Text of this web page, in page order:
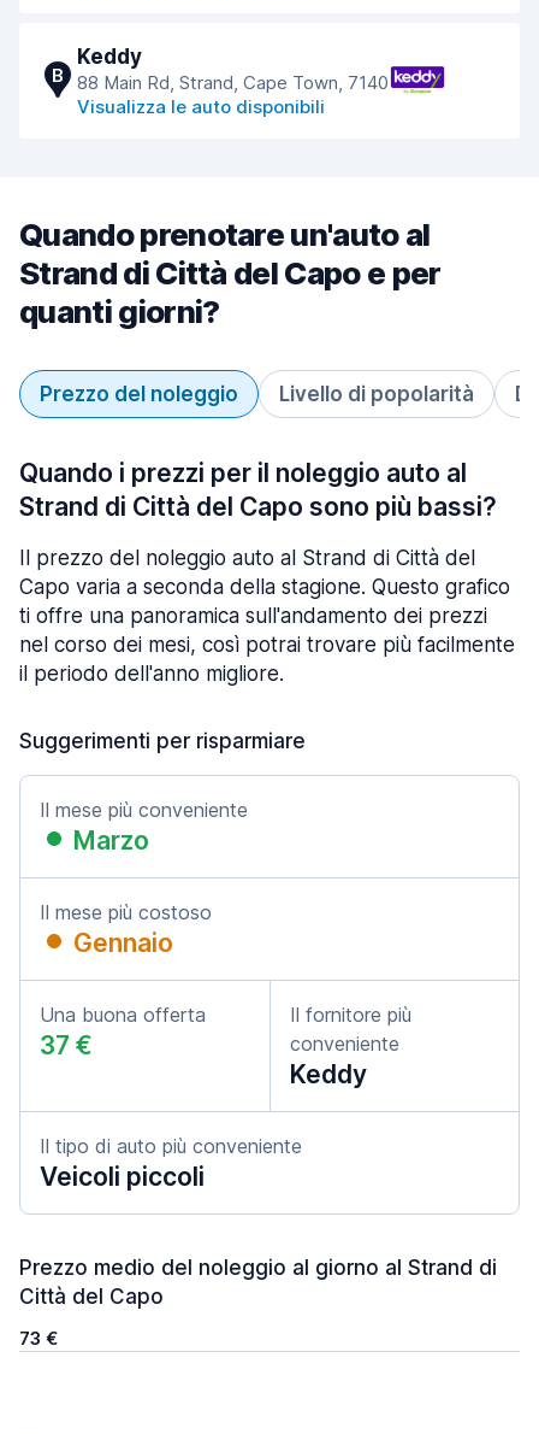
B
Keddy
88 Main Rd, Strand, Cape Town, 7140
Visualizza le auto disponibili
Quando prenotare un'auto al
Strand di Città del Capo e per
quanti giorni?
Prezzo del noleggio Livello di popolarità
Quando i prezzi per il noleggio auto al
Strand di Città del Capo sono più bassi?
Il prezzo del noleggio auto al Strand di Città del
Capo varia a seconda della stagione. Questo grafico
ti offre una panoramica sull'andamento dei prezzi
nel corso dei mesi, così potrai trovare più facilmente
il periodo dell'anno migliore.
Suggerimenti per risparmiare
Il mese più conveniente
Marzo
Il mese più costoso
Gennaio
Una buona offerta
37 €
Il fornitore più
conveniente
Keddy
Il tipo di auto più conveniente
Veicoli piccoli
Prezzo medio del noleggio al giorno al Strand di
Città del Capo
73 €